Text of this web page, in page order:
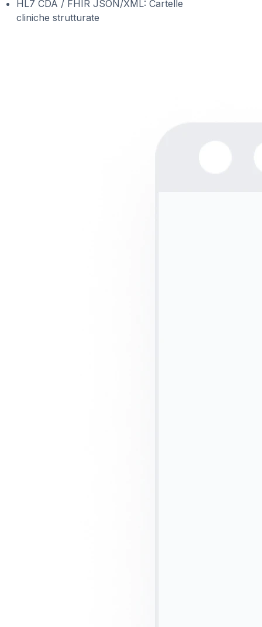
HL7 CDA / FHIR JSON/XML: Cartelle
cliniche strutturate